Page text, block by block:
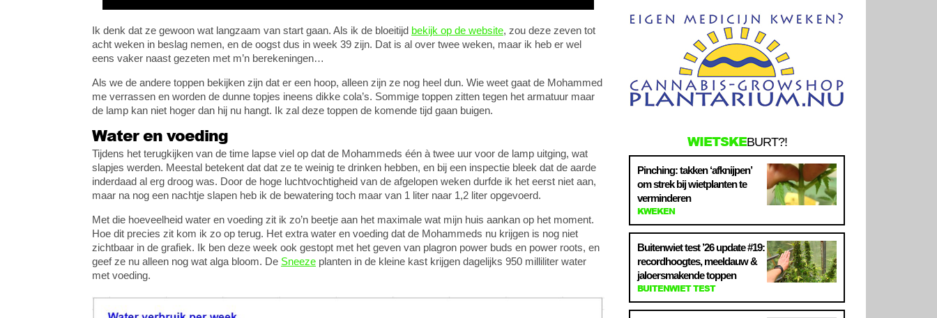
Ik denk dat ze gewoon wat langzaam van start gaan. Als ik de bloeitijd bekijk op de website, zou deze zeven tot
acht weken in beslag nemen, en de oogst dus in week 39 zijn. Dat is al over twee weken, maar ik heb er wel
eens vaker naast gezeten met m’n berekeningen…
Als we de andere toppen bekijken zijn dat er een hoop, alleen zijn ze nog heel dun. Wie weet gaat de Mohammed
me verrassen en worden de dunne topjes ineens dikke cola’s. Sommige toppen zitten tegen het armatuur maar
de lamp kan niet hoger dan hij nu hangt. Ik zal deze toppen de komende tijd gaan buigen.
Water en voeding
Tijdens het terugkijken van de time lapse viel op dat de Mohammeds één à twee uur voor de lamp uitging, wat
slapjes werden. Meestal betekent dat dat ze te weinig te drinken hebben, en bij een inspectie bleek dat de aarde
inderdaad al erg droog was. Door de hoge luchtvochtigheid van de afgelopen weken durfde ik het eerst niet aan,
maar na nog een nachtje slapen heb ik de bewatering toch maar van 1 liter naar 1,2 liter opgevoerd.
Met die hoeveelheid water en voeding zit ik zo’n beetje aan het maximale wat mijn huis aankan op het moment.
Hoe dit precies zit kom ik zo op terug. Het extra water en voeding dat de Mohammeds nu krijgen is nog niet
zichtbaar in de grafiek. Ik ben deze week ook gestopt met het geven van plagron power buds en power roots, en
geef ze nu alleen nog wat alga bloom. De Sneeze planten in de kleine kast krijgen dagelijks 950 milliliter water
met voeding.
WIETSKEBURT?!
Pinching: takken ‘afknijpen’
om strek bij wietplanten te
verminderen
KWEKEN
Buitenwiet test ’26 update #19:
recordhoogtes, meeldauw &
jaloersmakende toppen
BUITENWIET TEST